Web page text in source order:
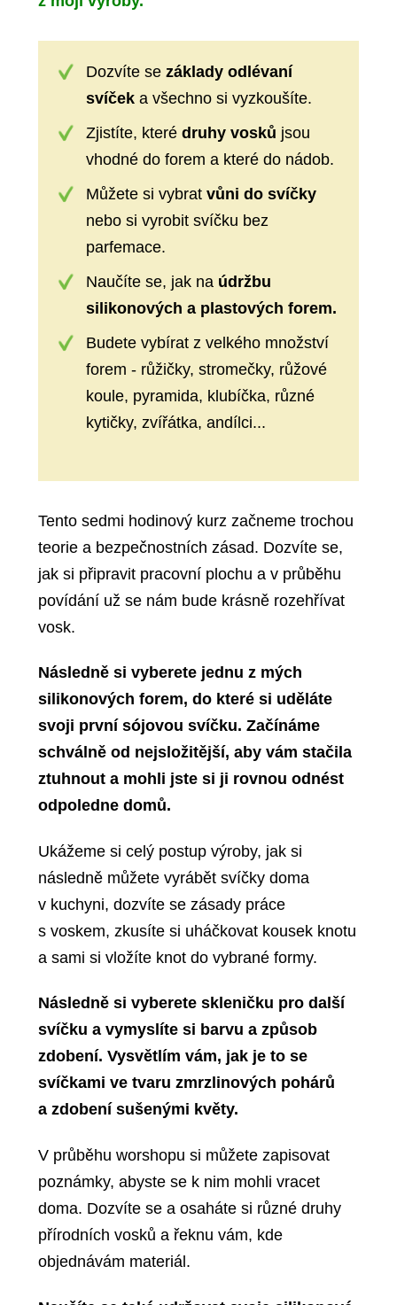
Dozvíte sezáklady odlévaní
svíček a všechno si vyzkoušíte.
Zjistíte, kterédruhy vosků jsou
vhodné do forem a které do nádob.
Můžete si vybrat vůni do svíčky
nebo si vyrobit svíčku bez
parfemace.
Naučíte se, jak na údržbu
silikonových a plastových forem.
Budete vybírat z velkého množství
forem - růžičky, stromečky, růžové
koule, pyramida, klubíčka, různé
kytičky, zvířátka, andílci...
Tento sedmi hodinový kurz začneme trochou
teorie a bezpečnostních zásad. Dozvíte se,
jak si připravit pracovní plochu a v průběhu
povídání už se nám bude krásně rozehřívat
vosk.
Následně si vyberete jednu z mých
silikonových forem, do které si uděláte
svoji první sójovou svíčku. Začínáme
schválně od nejsložitější, aby vám stačila
ztuhnout a mohli jste si ji rovnou odnést
odpoledne domů.
Ukážeme si celý postup výroby, jak si
následně můžete vyrábět svíčky doma
v kuchyni, dozvíte se zásady práce
s voskem, zkusíte si uháčkovat kousek knotu
a sami si vložíte knot do vybrané formy.
Následně si vyberete skleničku pro další
svíčku a vymyslíte si barvu a způsob
zdobení. Vysvětlím vám, jak je to se
svíčkami ve tvaru zmrzlinových pohárů
a zdobení sušenými květy.
V průběhu worshopu si můžete zapisovat
poznámky, abyste se k nim mohli vracet
doma. Dozvíte se a osaháte si různé druhy
přírodních vosků a řeknu vám, kde
objednávám materiál.